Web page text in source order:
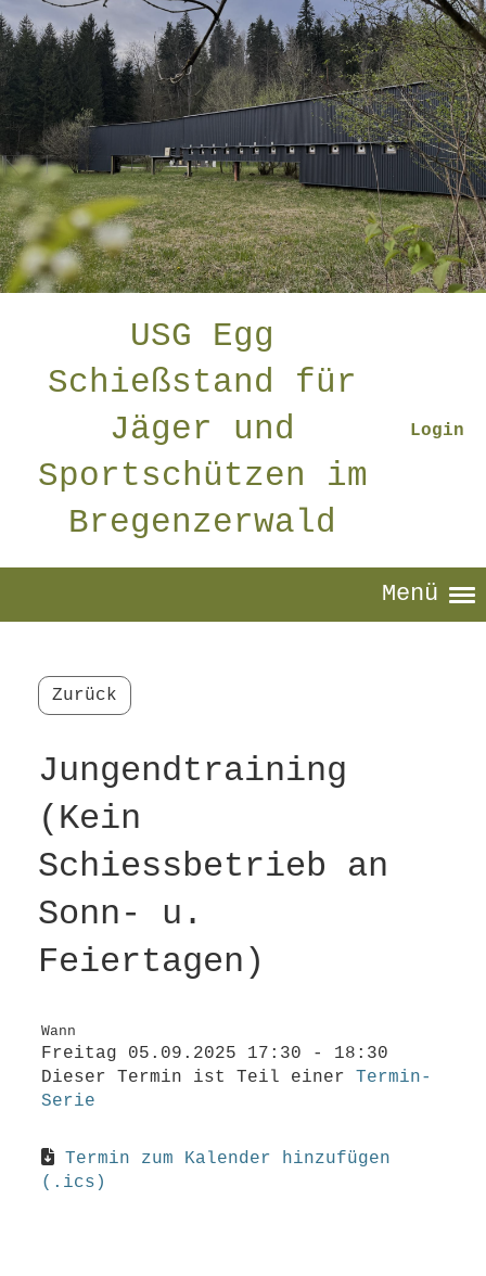
USG Egg
Schießstand für
Jäger und
Sportschützen im
Bregenzerwald
Login
Menü
Zurück
Jungendtraining
(Kein
Schiessbetrieb an
Sonn- u.
Feiertagen)
Wann
Freitag 05.09.2025 17:30 - 18:30
Dieser Termin ist Teil einer Termin-
Serie
Termin zum Kalender hinzufügen
(.ics)